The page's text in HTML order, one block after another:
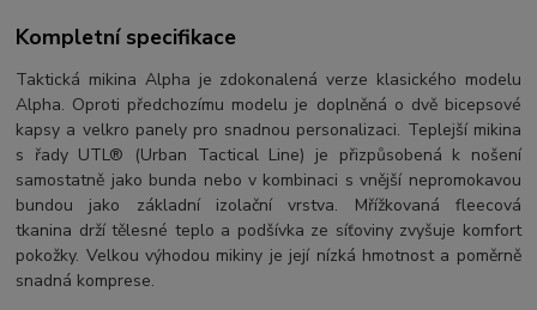
Kompletní specifikace
Taktická mikina Alpha je zdokonalená verze klasického modelu
Alpha. Oproti předchozímu modelu je doplněná o dvě bicepsové
kapsy a velkro panely pro snadnou personalizaci. Teplejší mikina
s řady UTL® (Urban Tactical Line) je přizpůsobená k nošení
samostatně jako bunda nebo v kombinaci s vnější nepromokavou
bundou jako základní izolační vrstva. Mřížkovaná fleecová
tkanina drží tělesné teplo a podšívka ze síťoviny zvyšuje komfort
pokožky. Velkou výhodou mikiny je její nízká hmotnost a poměrně
snadná komprese.